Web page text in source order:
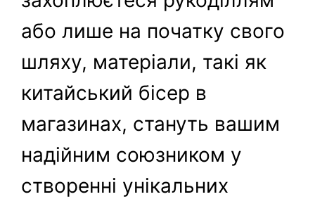
або лише на початку свого
шляху, матеріали, такі як
китайський бісер в
магазинах, стануть вашим
надійним союзником у
створенні унікальних